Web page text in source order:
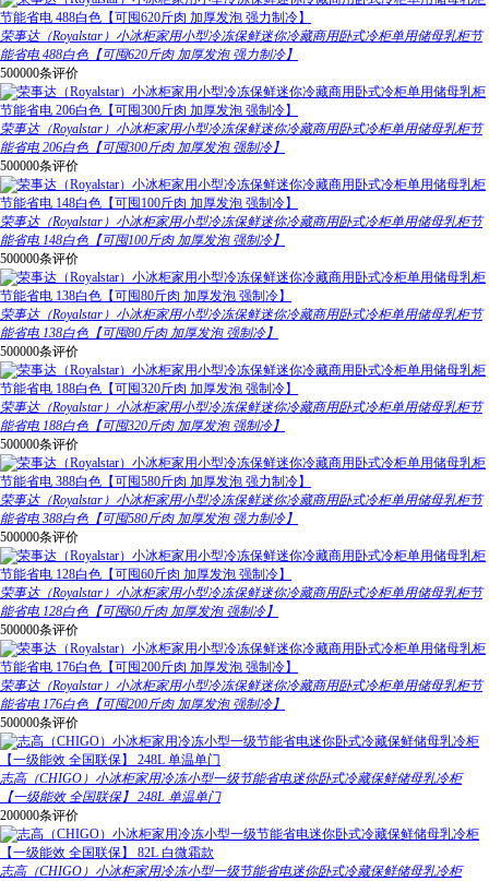
荣事达（Royalstar）小冰柜家用小型冷冻保鲜迷你冷藏商用卧式冷柜单用储母乳柜节
能省电 488白色【可囤620斤肉 加厚发泡 强力制冷】
500000条评价
荣事达（Royalstar）小冰柜家用小型冷冻保鲜迷你冷藏商用卧式冷柜单用储母乳柜节
能省电 206白色【可囤300斤肉 加厚发泡 强制冷】
500000条评价
荣事达（Royalstar）小冰柜家用小型冷冻保鲜迷你冷藏商用卧式冷柜单用储母乳柜节
能省电 148白色【可囤100斤肉 加厚发泡 强制冷】
500000条评价
荣事达（Royalstar）小冰柜家用小型冷冻保鲜迷你冷藏商用卧式冷柜单用储母乳柜节
能省电 138白色【可囤80斤肉 加厚发泡 强制冷】
500000条评价
荣事达（Royalstar）小冰柜家用小型冷冻保鲜迷你冷藏商用卧式冷柜单用储母乳柜节
能省电 188白色【可囤320斤肉 加厚发泡 强制冷】
500000条评价
荣事达（Royalstar）小冰柜家用小型冷冻保鲜迷你冷藏商用卧式冷柜单用储母乳柜节
能省电 388白色【可囤580斤肉 加厚发泡 强力制冷】
500000条评价
荣事达（Royalstar）小冰柜家用小型冷冻保鲜迷你冷藏商用卧式冷柜单用储母乳柜节
能省电 128白色【可囤60斤肉 加厚发泡 强制冷】
500000条评价
荣事达（Royalstar）小冰柜家用小型冷冻保鲜迷你冷藏商用卧式冷柜单用储母乳柜节
能省电 176白色【可囤200斤肉 加厚发泡 强制冷】
500000条评价
志高（CHIGO）小冰柜家用冷冻小型一级节能省电迷你卧式冷藏保鲜储母乳冷柜
【一级能效 全国联保】 248L 单温单门
200000条评价
志高（CHIGO）小冰柜家用冷冻小型一级节能省电迷你卧式冷藏保鲜储母乳冷柜